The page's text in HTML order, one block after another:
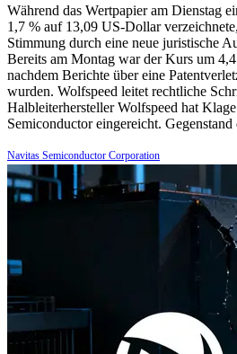
Während das Wertpapier am Dienstag
1,7 % auf 13,09 US-Dollar
Stimmung durch eine neue juristische
Bereits am Montag war der Kurs um
nachdem Berichte über eine
wurden. Wolfspeed leitet rechtliche
Halbleiterhersteller Wolfspeed hat
Semiconductor eingereicht.
Navitas Semiconductor Corporation